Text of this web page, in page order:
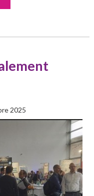
2025